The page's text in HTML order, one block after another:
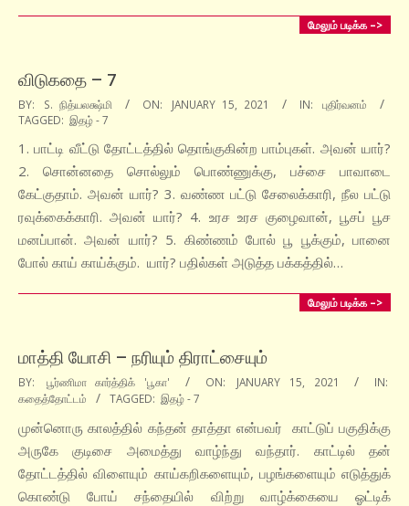
மேலும் படிக்க –>
விடுகதை – 7
2021-
01-
15
BY: S. நித்யலக்ஷ்மி ON: JANUARY 15, 2021 IN:
புதிர்வனம்
TAGGED: இதழ் - 7
1. பாட்டி வீட்டு தோட்டத்தில் தொங்குகின்ற பாம்புகள். அவன் யார்?
2. சொன்னதை சொல்லும் பொண்ணுக்கு, பச்சை பாவாடை
கேட்குதாம். அவன் யார்? 3. வண்ண பட்டு சேலைக்காரி, நீல பட்டு
ரவுக்கைக்காரி. அவன் யார்? 4. உரச உரச குழைவான், பூசப் பூச
மனப்பான். அவன் யார்? 5. கிண்ணம் போல் பூ பூக்கும், பானை
போல் காய் காய்க்கும். யார்? பதில்கள் அடுத்த பக்கத்தில்…
மேலும் படிக்க –>
மாத்தி யோசி – நரியும் திராட்சையும்
2021-
01-
15
BY: பூர்ணிமா கார்த்திக் 'பூகா' ON: JANUARY 15, 2021
IN:
கதைத்தோட்டம்
TAGGED: இதழ் - 7
முன்னொரு காலத்தில் கந்தன் தாத்தா என்பவர் காட்டுப் பகுதிக்கு
அருகே குடிசை அமைத்து வாழ்ந்து வந்தார். காட்டில் தன்
தோட்டத்தில் விளையும் காய்கறிகளையும், பழங்களையும் எடுத்துக்
கொண்டு போய் சந்தையில் விற்று வாழ்க்கையை ஓட்டிக்